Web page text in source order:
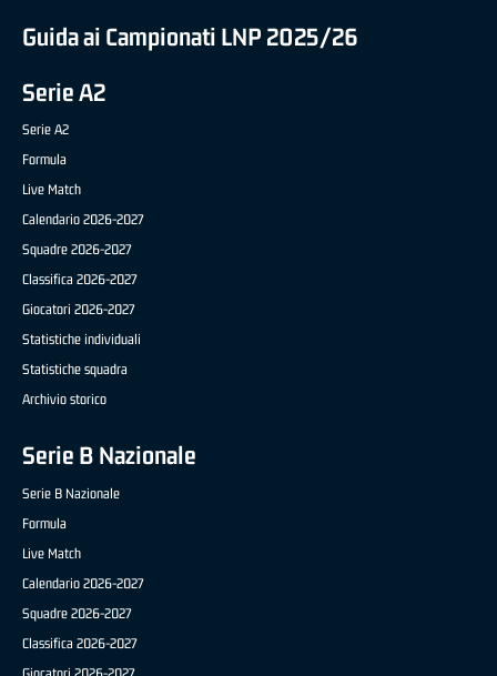
Guida ai Campionati LNP 2025/26
Serie A2
Serie A2
Formula
Live Match
Calendario 2026-2027
Squadre 2026-2027
Classifica 2026-2027
Giocatori 2026-2027
Statistiche individuali
Statistiche squadra
Archivio storico
Serie B Nazionale
Serie B Nazionale
Formula
Live Match
Calendario 2026-2027
Squadre 2026-2027
Classifica 2026-2027